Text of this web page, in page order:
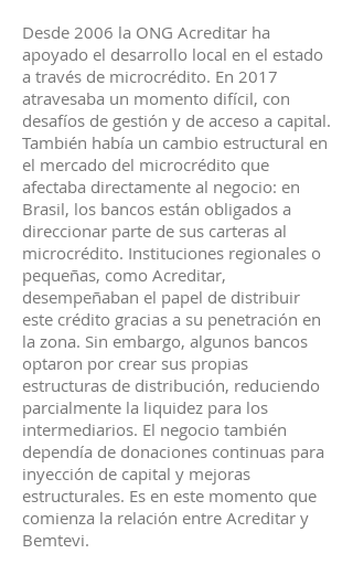
Desde 2006 la ONG Acreditar ha
apoyado el desarrollo local en el estado
a través de microcrédito. En 2017
atravesaba un momento difícil, con
desafíos de gestión y de acceso a capital.
También había un cambio estructural en
el mercado del microcrédito que
afectaba directamente al negocio: en
Brasil, los bancos están obligados a
direccionar parte de sus carteras al
microcrédito. Instituciones regionales o
pequeñas, como Acreditar,
desempeñaban el papel de distribuir
este crédito gracias a su penetración en
la zona. Sin embargo, algunos bancos
optaron por crear sus propias
estructuras de distribución, reduciendo
parcialmente la liquidez para los
intermediarios. El negocio también
dependía de donaciones continuas para
inyección de capital y mejoras
estructurales. Es en este momento que
comienza la relación entre Acreditar y
Bemtevi.